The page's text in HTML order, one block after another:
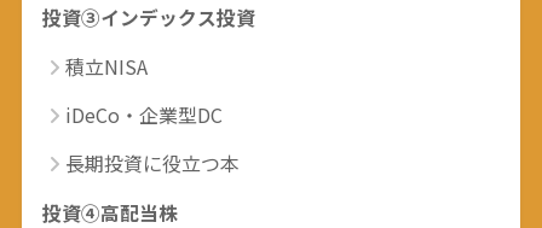
投資③インデックス投資
積立NISA
iDeCo・企業型DC
長期投資に役立つ本
投資④高配当株